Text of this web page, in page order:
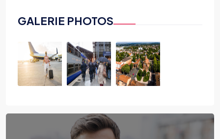
GALERIE PHOTOS